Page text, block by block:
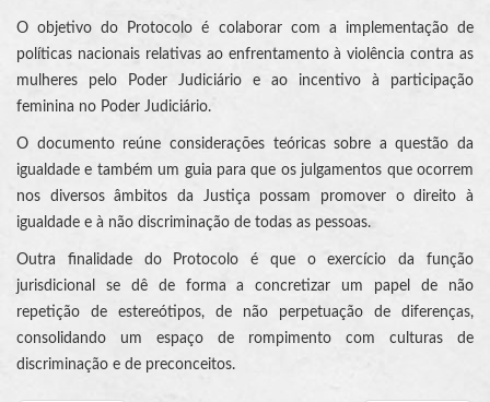
O objetivo do Protocolo é colaborar com a implementação de
políticas nacionais relativas ao enfrentamento à violência contra as
mulheres pelo Poder Judiciário e ao incentivo à participação
feminina no Poder Judiciário.
O documento reúne considerações teóricas sobre a questão da
igualdade e também um guia para que os julgamentos que ocorrem
nos diversos âmbitos da Justiça possam promover o direito à
igualdade e à não discriminação de todas as pessoas.
Outra finalidade do Protocolo é que o exercício da função
jurisdicional se dê de forma a concretizar um papel de não
repetição de estereótipos, de não perpetuação de diferenças,
consolidando um espaço de rompimento com culturas de
discriminação e de preconceitos.